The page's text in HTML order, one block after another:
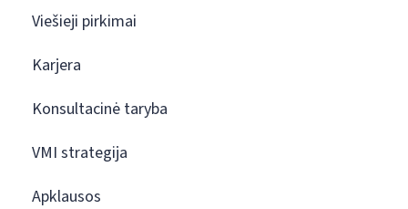
Viešieji pirkimai
Karjera
Konsultacinė taryba
VMI strategija
Apklausos